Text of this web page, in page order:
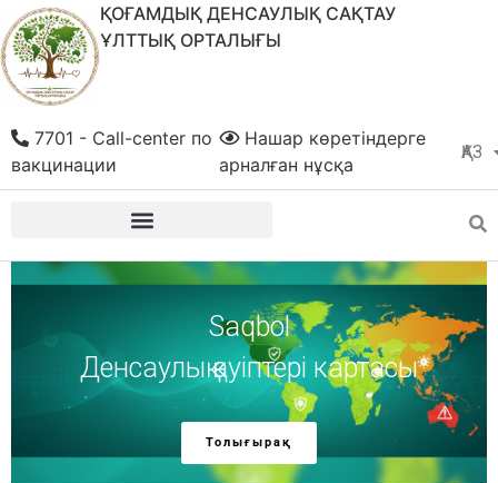
ҚОҒАМДЫҚ ДЕНСАУЛЫҚ САҚТАУ
ҰЛТТЫҚ ОРТАЛЫҒЫ
ҚАЗ
РУС
Нашар көретіндерге
арналған нұсқа
7701 - Call-center по
вакцинации
Денсаулықты
бірге қорғайық!
Saqbol
Денсаулық қауіптері картасы
Толығырақ